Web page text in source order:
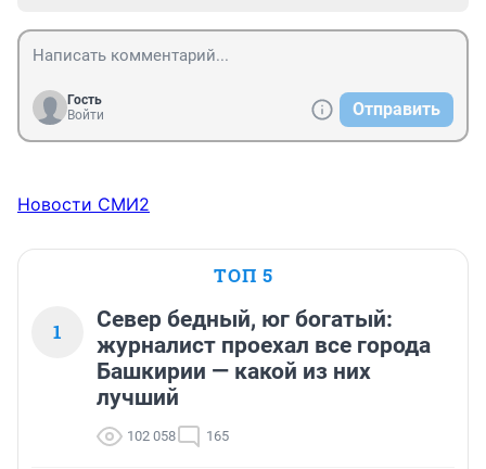
Гость
Войти
Отправить
Новости СМИ2
ТОП 5
1
Север бедный, юг богатый:
журналист проехал все города
Башкирии — какой из них
лучший
102 058 165